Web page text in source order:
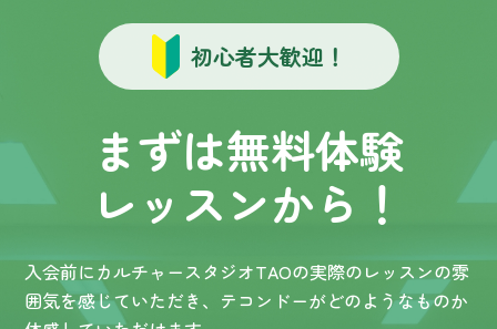
初心者大歓迎！
まずは無料体験
レッスンから！
入会前にカルチャースタジオTAOの実際のレッスンの雰
囲気を感じていただき、テコンドーがどのようなものか